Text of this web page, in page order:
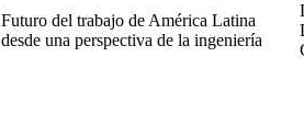
Futuro del trabajo de América Latina
desde una perspectiva de la ingeniería